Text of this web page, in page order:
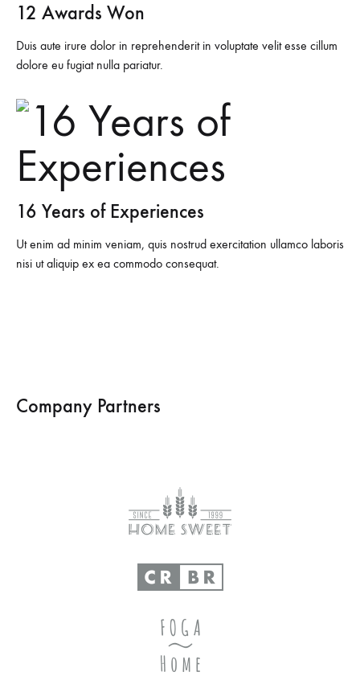
12 Awards Won
Duis aute irure dolor in reprehenderit in voluptate velit esse cillum
dolore eu fugiat nulla pariatur.
16 Years of Experiences
Ut enim ad minim veniam, quis nostrud exercitation ullamco laboris
nisi ut aliquip ex ea commodo consequat.
Company Partners